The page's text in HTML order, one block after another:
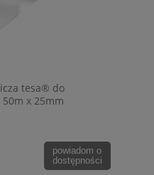
tesa® do
x 25mm
powiadom o
dostępności